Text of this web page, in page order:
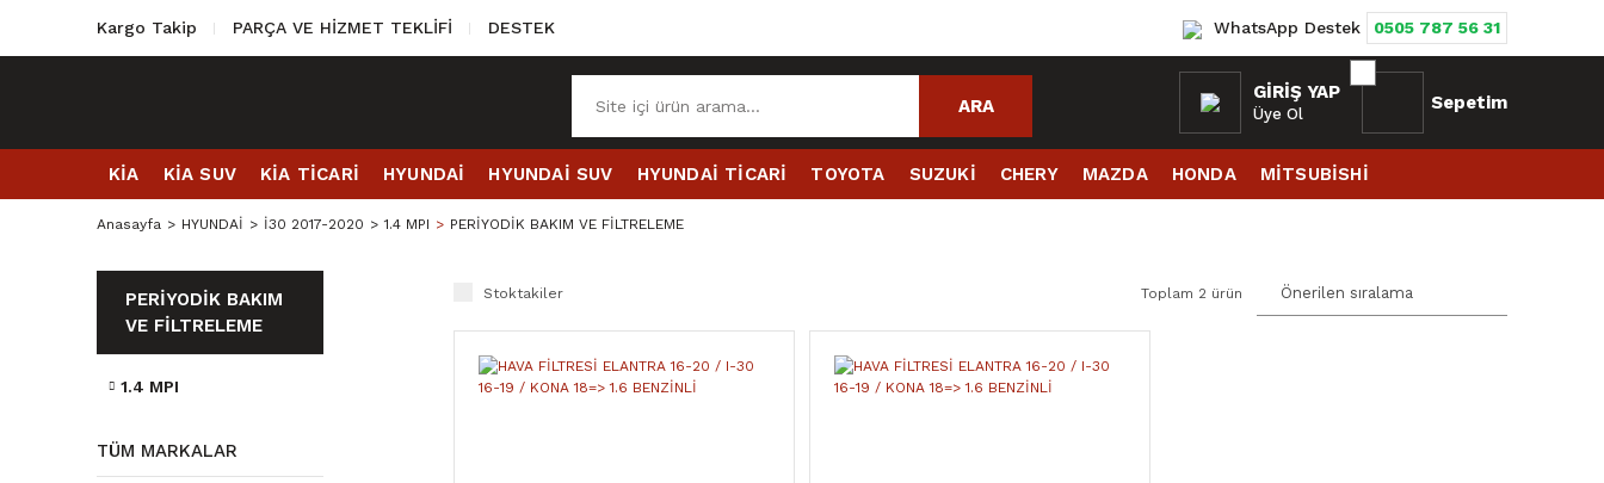
Kargo Takip PARÇA VE HİZMET TEKLİFİ DESTEK WhatsApp Destek 0505 787 56 31
ARA
GIRIŞ YAP
Üye Ol
Sepetim
KİA KİA SUV KİA TİCARİ HYUNDAİ HYUNDAİ SUV HYUNDAİ TİCARİ TOYOTA SUZUKİ CHERY MAZDA HONDA MİTSUBİSHİ
Anasayfa HYUNDAİ İ30 2017-2020 1.4 MPI PERİYODİK BAKIM VE FİLTRELEME
PERİYODİK BAKIM
VE FİLTRELEME
1.4 MPI
TÜM MARKALAR
Stoktakiler Toplam 2 ürün